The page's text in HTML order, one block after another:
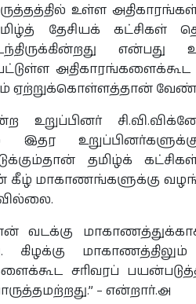
உள்ள
தேசியக் கட்சிகள்
ஏற்றுக்கொள்ளத்தான்
உறுப்பினர்
இதர
தமிழ்க்
கீழ் மாகாணங்களுக்கு
வடக்கு
கிழக்கு
சரிவரப்
– என்றார்.அ